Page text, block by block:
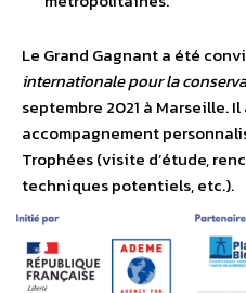
Le Grand Gagnant a été
internationale pour la
septembre 2021 à Marseille.
accompagnement
Trophées (visite d’étude,
techniques potentiels, etc.).